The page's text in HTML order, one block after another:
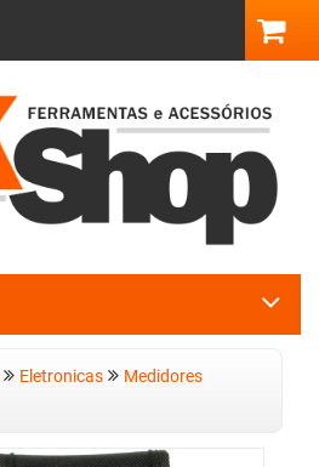
Eletronicas
Medidores